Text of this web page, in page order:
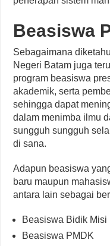
Beasiswa
Sebagaimana
Negeri Batam juga
program beasiswa
akademik, serta
sehingga dapat
dalam menimba ilmu
sungguh sungguh
di sana.
Adapun beasiswa
baru maupun
antara lain sebagai
Beasiswa Bidik Misi
Beasiswa PMDK